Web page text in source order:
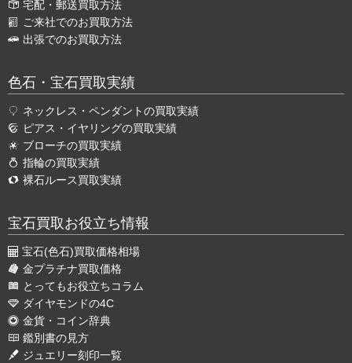
宅配・郵送買取方法
ご来社でのお買取方法
出張でのお買取方法
色石・宝石買取実績
ネックレス・ペンダントの買取実績
ピアス・イヤリングの買取実績
ブローチの買取実績
指輪の買取実績
裸石ルース買取実績
宝石買取お役立ち情報
宝石(色石)買取価格相場
金プラチナ買取価格
とってもお役立ちコラム
ダイヤモンドの4C
金貨・コイン辞典
鑑別書の見方
ジュエリー刻印一覧